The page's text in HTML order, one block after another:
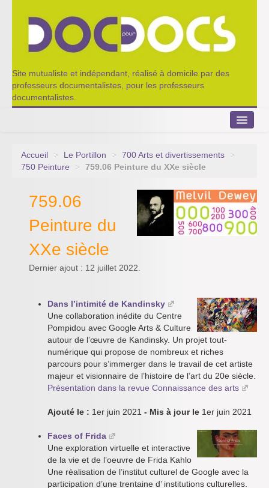
Site mutualiste et indépendant, réalisé à domicile par des
professeurs documentalistes, pour les professeurs
documentalistes.
Le Portillon
Accueil > Le Portillon > 700 Arts et divertissements
>
750 Peinture
> 759.06 Peinture du XXe siècle
759.06
Peinture du
XXe siècle
Dernier ajout : 12 juillet 2022.
Dans l’intimité de Kandinsky
Une collaboration inédite du Centre
Pompidou avec Google Arts & Culture
autour de l’œuvre de Kandinsky. Un projet tout-
numérique qui propose de nombreux et riches
parcours pour s’immerger dans le travail de cet artiste
majeur et visionnaire de l’histoire de l’art du 20e siècle.
Présentation dans la revue Connaissance des arts
Ajouté le : 1er juin 2021 - Mis à jour le 1er juin 2021
Faces of Frida
Une exploration virtuelle et interactive
de la vie et de l’oeuvre de Frida Kahlo
Une réalisation de l’institut culturel de Google avec la
participation d’une trentaine d’ institutions culturelles.